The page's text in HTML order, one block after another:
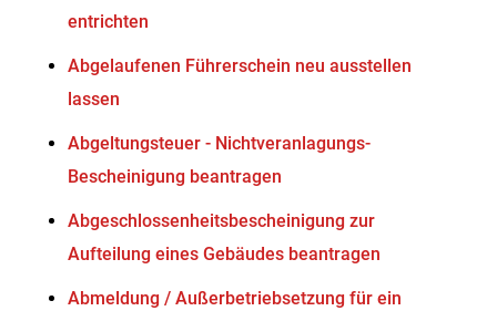
entrichten
Abgelaufenen Führerschein neu ausstellen
lassen
Abgeltungsteuer - Nichtveranlagungs-
Bescheinigung beantragen
Abgeschlossenheitsbescheinigung zur
Aufteilung eines Gebäudes beantragen
Abmeldung / Außerbetriebsetzung für ein